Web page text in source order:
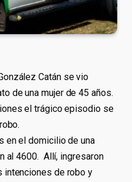
Catán se vio
de una mujer de 45 años.
el trágico episodio se
en el domicilio de una
al 4600. Allí, ingresaron
intenciones de robo y